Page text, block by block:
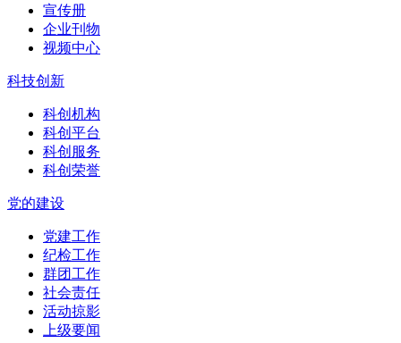
宣传册
企业刊物
视频中心
科技创新
科创机构
科创平台
科创服务
科创荣誉
党的建设
党建工作
纪检工作
群团工作
社会责任
活动掠影
上级要闻